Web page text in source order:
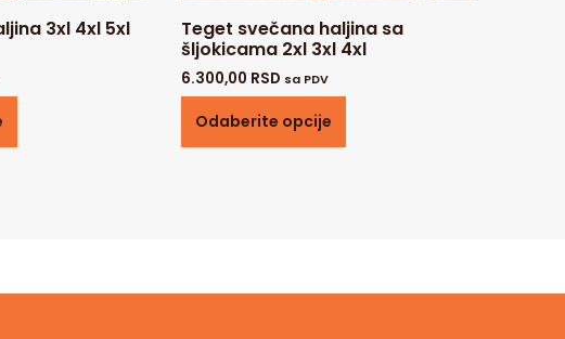
3xl 4xl 5xl
Teget svečana haljina sa
šljokicama 2xl 3xl 4xl
6.300,00 RSD sa PDV
Odaberite opcije